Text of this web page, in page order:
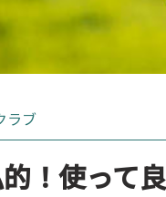
ラブ
！使って